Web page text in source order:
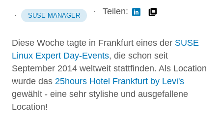
· SUSE-MANAGER · Teilen:
Diese Woche tagte in Frankfurt eines der SUSE
Linux Expert Day-Events, die schon seit
September 2014 weltweit stattfinden. Als Location
wurde das 25hours Hotel Frankfurt by Levi's
gewählt - eine sehr stylishe und ausgefallene
Location!